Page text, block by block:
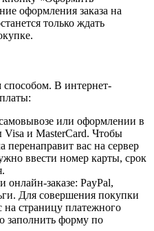
оформления заказа на
только ждать
В интернет-
или оформлении в
Visa и MasterCard. Чтобы
перенаправит вас на сервер
ввести номер карты, срок
заказе: PayPal,
Для совершения покупки
на страницу платежного
заполнить форму по